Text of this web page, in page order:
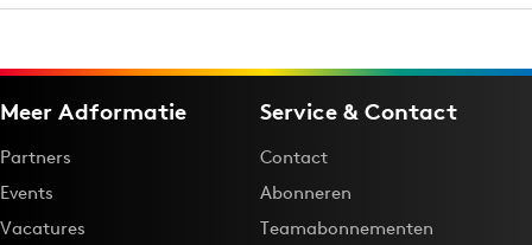
Meer Adformatie
Partners
Events
Vacatures
Service & Contact
Contact
Abonneren
Teamabonnementen